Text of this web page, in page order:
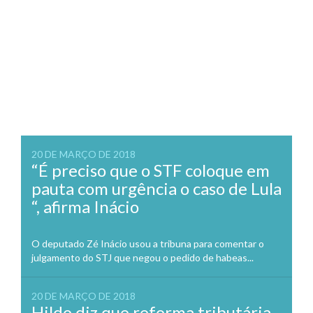
20 DE MARÇO DE 2018
“É preciso que o STF coloque em
pauta com urgência o caso de Lula
“, afirma Inácio
O deputado Zé Inácio usou a tribuna para comentar o
julgamento do STJ que negou o pedido de habeas...
20 DE MARÇO DE 2018